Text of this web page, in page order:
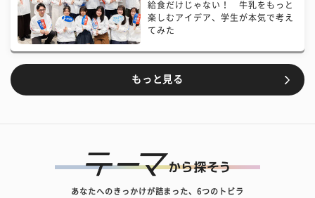
給食だけじゃない！ 牛乳をもっと
楽しむアイデア、学生が本気で考え
てみた
もっと見る
あなたへのきっかけが詰まった、6つのトビラ